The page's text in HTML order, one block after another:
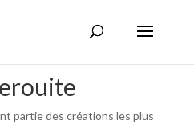
partie des créations les plus